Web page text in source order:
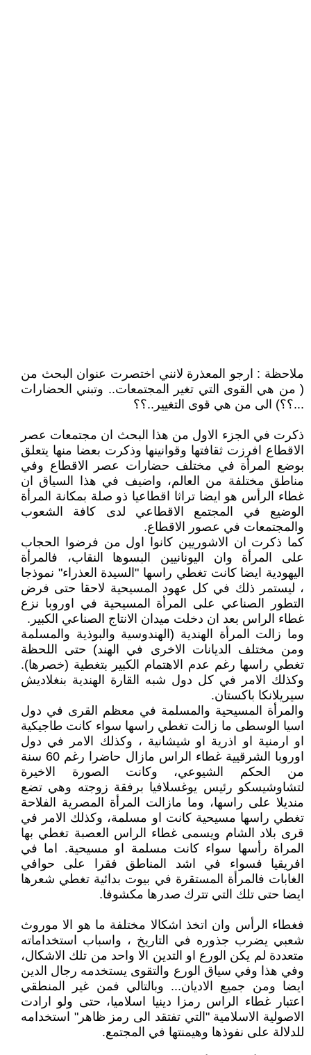
ملاحظة : ارجو المعذرة لانني اختصرت عنوان البحث من
( من هي القوى التي تغير المجتمعات.. وتبني الحضارات
...؟؟) الى من هي قوى التغيير..؟؟
ذكرت في الجزء الاول من هذا البحث ان مجتمعات عصر
الاقطاع افرزت ثقافتها وقوانينها وذكرت بعضا منها يتعلق
بوضع المرأة في مختلف حضارات عصر الاقطاع وفي
مناطق مختلفة من العالم، واضيف في هذا السياق ان
غطاء الرأس هو ايضا تراثا اقطاعيا ذو صلة بمكانة المرأة
الوضيع في المجتمع الاقطاعي لدى كافة الشعوب
والمجتمعات في عصور الاقطاع.
كما ذكرت ان الاشوريين كانوا اول من فرضوا الحجاب
على المرأة وان اليونانيين البسوها النقاب، فالمرأة
اليهودية ايضا كانت تغطي راسها "السيدة العذراء" نموذجا
، ليستمر ذلك في كل عهود المسيحية لاحقا حتى فرض
التطور الصناعي على المرأة المسيحية في اوروبا نزع
غطاء الراس بعد ان دخلت ميدان الانتاج الصناعي الكبير.
وما زالت المرأة الهندية (الهندوسية والبوذية والمسلمة
ومن مختلف الديانات الاخرى في الهند) حتى اللحظة
تغطي راسها رغم عدم الاهتمام الكبير بتغطية (خصرها).
وكذلك الامر في كل دول شبه القارة الهندية بنغلاديش
سيريلانكا باكستان.
والمرأة المسيحية والمسلمة في معظم القرى في دول
اسيا الوسطى ما زالت تغطي راسها سواء كانت طاجيكية
او ارمنية او اذرية او شيشانية ، وكذلك الامر في دول
اوروبا الشرقيية غطاء الراس مازال حاضرا رغم 60 سنة
من الحكم الشيوعي، وكانت الصورة الاخيرة
لتشاوشيسكو رئيس يوغسلافيا برفقة زوجته وهي تضع
منديلا على راسها، وما مازالت المرأة المصرية الفلاحة
تغطي راسها مسيحية كانت او مسلمة، وكذلك الامر في
قرى بلاد الشام ويسمى غطاء الراس العصبة تغطي بها
المراة رأسها سواء كانت مسلمة او مسيحية. اما في
افريقيا فسواء في اشد المناطق فقرا على حوافي
الغابات فالمرأة المستقرة في بيوت بدائية تغطي شعرها
ايضا حتى تلك التي تترك صدرها مكشوفا.
فغطاء الرأس وان اتخذ اشكالا مختلفة ما هو الا موروث
شعبي يضرب جذوره في التاريخ ، واسباب استخداماته
متعددة لم يكن الورع او التدين الا واحد من تلك الاشكال،
وفي هذا وفي سياق الورع والتقوى يستخدمه رجال الدين
ايضا ومن جميع الاديان... وبالتالي فمن غير المنطقي
اعتبار غطاء الراس رمزا دينيا اسلاميا، حتى ولو ارادت
الاصولية الاسلامية "التي تفتقد الى رمز ظاهر" استخدامه
للدلالة على نفوذها وهيمنتها في المجتمع.